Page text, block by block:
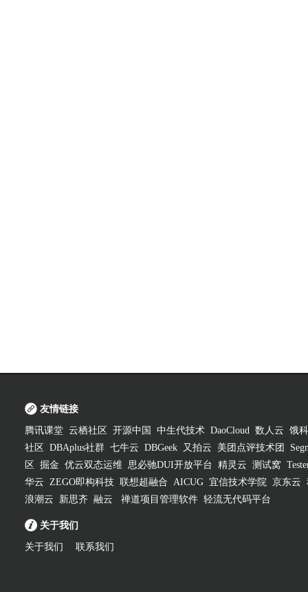
友情链接
腾讯课堂 云栖社区 开源中国 中生代技术 DaoCloud 数人云 饿
社区
DBAplus社群 七牛云 DBGeek 又拍云 美团点评技术团
区
掘金 优云双态运维 思必驰DUI开放平台 精灵云 测试窝
华云 ZEGO即构科技 联想超融合 AICUG 宜信技术学院 京东云
浪潮云
新思齐 融云 禅道项目管理软件 轻流无代码平台
关于我们
关于我们 联系我们